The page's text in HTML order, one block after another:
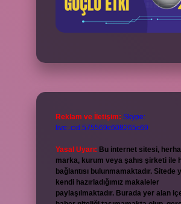
Reklam ve İletişim: Skype:
live:.cid.575569c608265c69
Yasal Uyarı: Bu internet sitesi,
marka, kurum veya şahıs şirketi ile
bağlantısı bulunmamaktadır. Sitede
kendi hazırladığımız makaleler
paylaşılmaktadır. Burada yer alan